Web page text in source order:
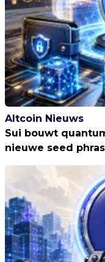
Altcoin Nieuws
Sui bouwt
nieuwe seed